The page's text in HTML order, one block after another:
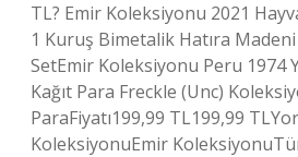
TL? Emir Koleksiyonu 2021
1 Kuruş Bimetalik Hatıra
SetEmir Koleksiyonu Peru 1974
Kağıt Para Freckle (Unc)
ParaFiyatı199,99 TL199,99
KoleksiyonuEmir